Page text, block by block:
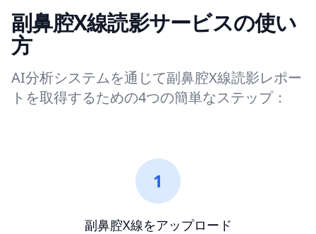
副鼻腔X線読影サービスの使い
方
AI分析システムを通じて副鼻腔X線読影レポー
トを取得するための4つの簡単なステップ：
1
副鼻腔X線をアップロード